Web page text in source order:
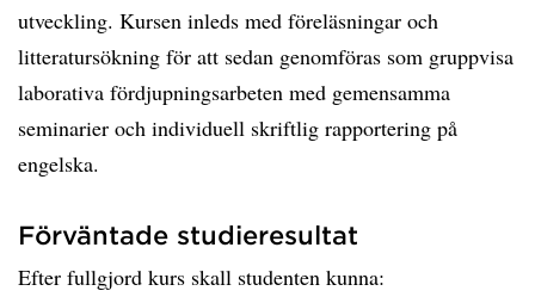
utveckling. Kursen inleds med föreläsningar och
litteratursökning för att sedan genomföras som gruppvisa
laborativa fördjupningsarbeten med gemensamma
seminarier och individuell skriftlig rapportering på
engelska.
Förväntade studieresultat
Efter fullgjord kurs skall studenten kunna: